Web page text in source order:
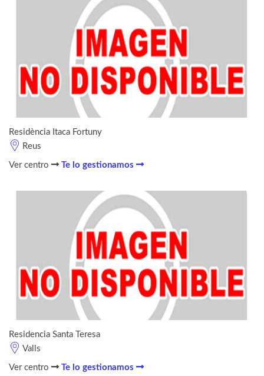
Residència Itaca Fortuny
Reus
Ver centro Te lo gestionamos
Residencia Santa Teresa
Valls
Ver centro Te lo gestionamos